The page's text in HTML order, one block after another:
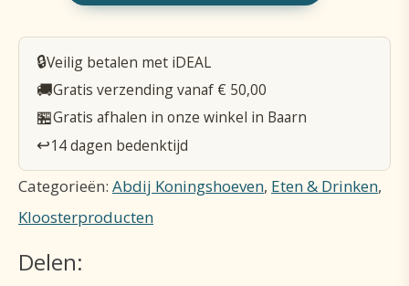
Hazelnoot
Puur
aantal
🔒Veilig betalen met iDEAL
🚚Gratis verzending vanaf € 50,00
🏪Gratis afhalen in onze winkel in Baarn
↩️14 dagen bedenktijd
Categorieën: Abdij Koningshoeven, Eten & Drinken,
Kloosterproducten
Delen: